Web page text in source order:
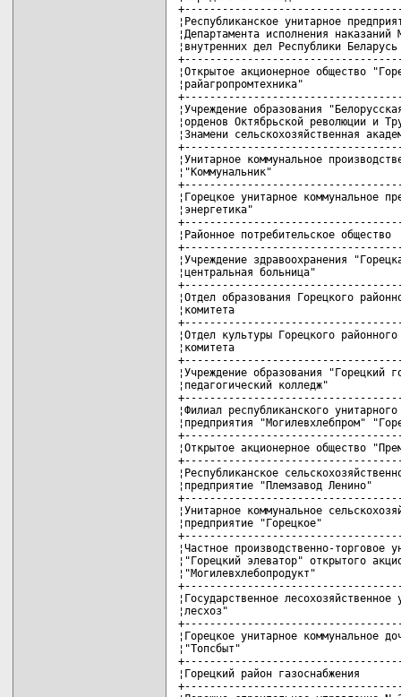
¦Республиканское унитарное
¦Департамента исполнения
¦внутренних дел Республики
¦Открытое акционерное
¦райагропромтехника"
¦Учреждение образования
¦орденов Октябрьской революции
¦Знамени
¦Унитарное коммунальное
¦"Коммунальник"
¦Горецкое унитарное
¦энергетика"
¦Районное потребительское
¦Учреждение здравоохранения
¦центральная больница"
¦Отдел образования Горецкого
¦комитета
¦Отдел культуры Горецкого
¦комитета
¦Учреждение образования
¦педагогический колледж"
¦Филиал республиканского
¦предприятия "Могилевхлебпром"
¦Открытое акционерное
¦Республиканское
¦предприятие "Племзавод
¦Унитарное коммунальное
¦предприятие "Горецкое"
¦Частное производственно-
¦"Горецкий элеватор" открытого
¦"Могилевхлебопродукт"
¦Государственное
¦лесхоз"
¦Горецкое унитарное
¦"Топсбыт"
¦Горецкий район